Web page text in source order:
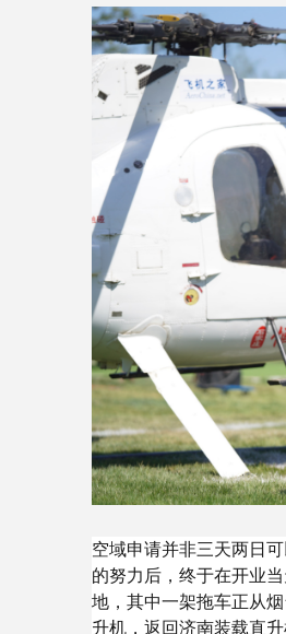
空域申请并非三天两日
的努力后，终于在开业
地，其中一架拖车正从
升机，返回济南装载直